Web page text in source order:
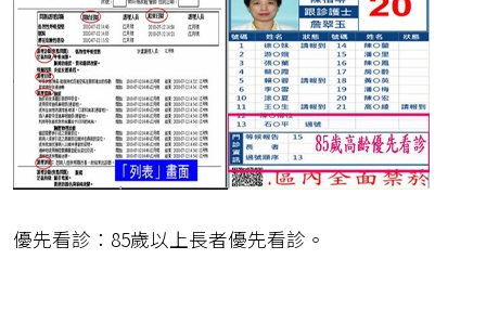
優先看診：85歲以上長者優先看診。